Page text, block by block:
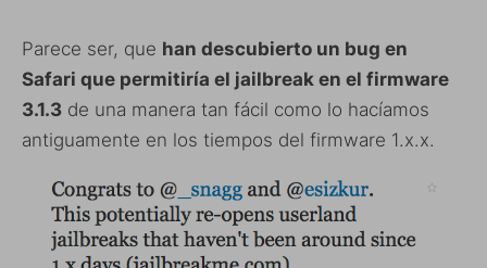
Parece ser, que han descubierto un bug en
Safari que permitiría el jailbreak en el firmware
3.1.3 de una manera tan fácil como lo hacíamos
antiguamente en los tiempos del firmware 1.x.x.